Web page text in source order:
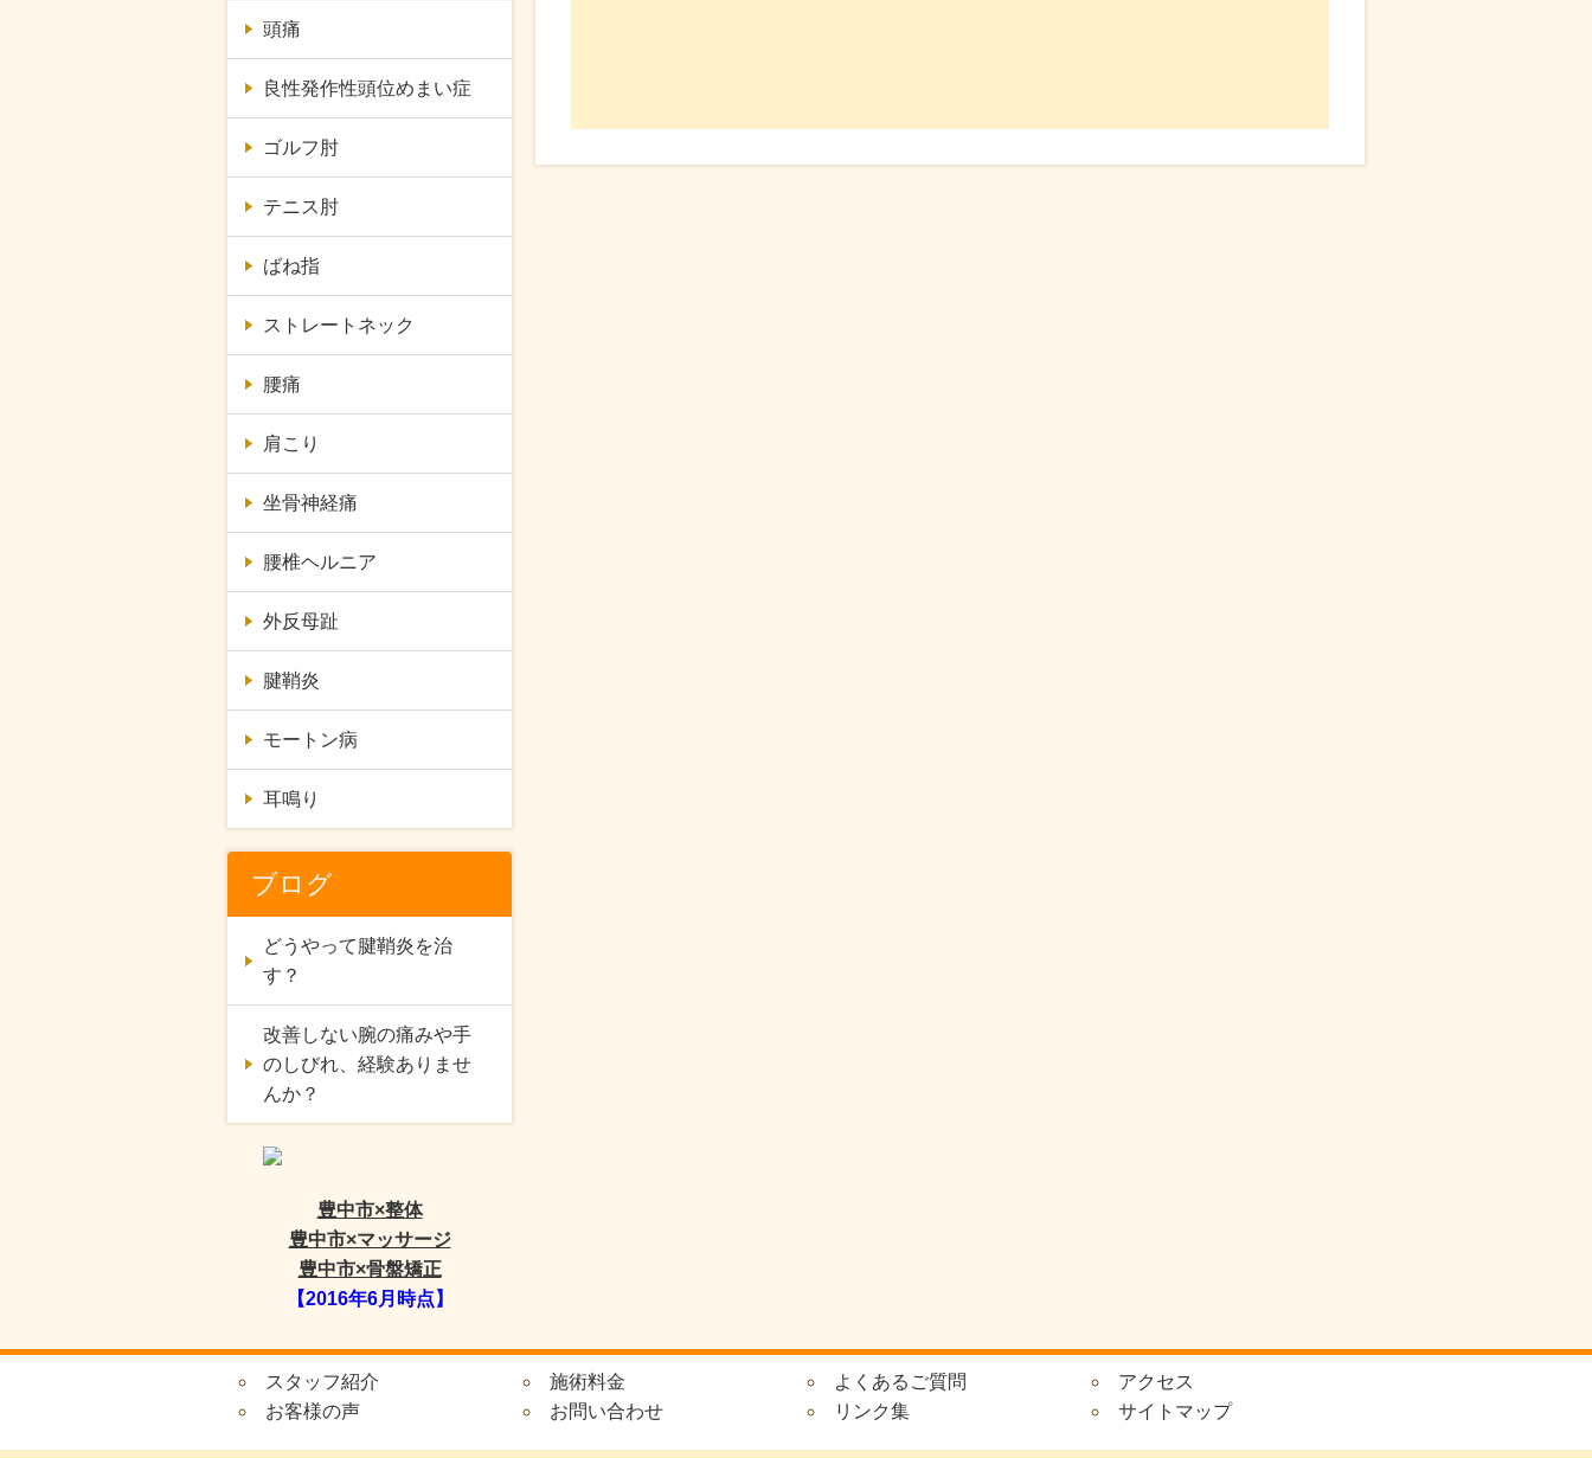
頭痛
良性発作性頭位めまい症
ゴルフ肘
テニス肘
ばね指
ストレートネック
腰痛
肩こり
坐骨神経痛
腰椎ヘルニア
外反母趾
腱鞘炎
モートン病
耳鳴り
ブログ
どうやって腱鞘炎を治
す？
改善しない腕の痛みや手
のしびれ、経験ありませ
んか？
豊中市×整体
豊中市×マッサージ
豊中市×骨盤矯正
【2016年6月時点】
スタッフ紹介 施術料金 よくあるご質問
アクセス
お客様の声
お問い合わせ リンク集 サイトマップ